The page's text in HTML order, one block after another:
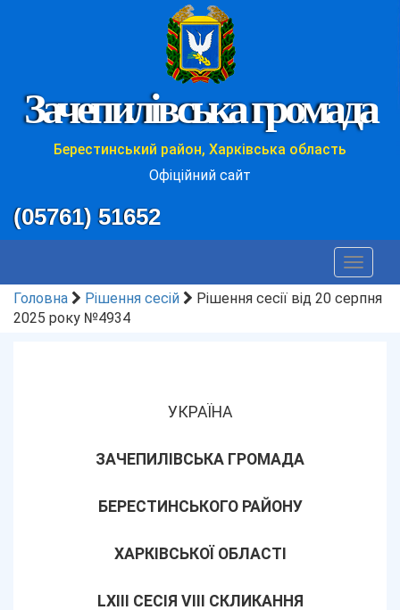
Зачепилівська громада
Берестинський район, Харківська область
Офіційний сайт
(05761) 51652
Toggle
Головна
Рішення сесій
Рішення сесії від 20 серпня
2025 року №4934
УКРАЇНА
ЗАЧЕПИЛІВСЬКА ГРОМАДА
БЕРЕСТИНСЬКОГО РАЙОНУ
ХАРКІВСЬКОЇ ОБЛАСТІ
LХІІІ СЕСІЯ VIII СКЛИКАННЯ